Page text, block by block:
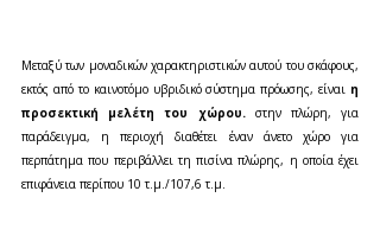
Μεταξύ των μοναδικών χαρακτηριστικών αυτού του σκάφους,
εκτός από το καινοτόμο υβριδικό σύστημα πρόωσης, είναι η
προσεκτική μελέτη του χώρου. στην πλώρη, για
παράδειγμα, η περιοχή διαθέτει έναν άνετο χώρο για
περπάτημα που περιβάλλει τη πισίνα πλώρης, η οποία έχει
επιφάνεια περίπου 10 τ.μ./107,6 τ.μ.